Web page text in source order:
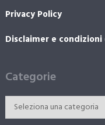
Privacy Policy
Disclaimer e
Categorie